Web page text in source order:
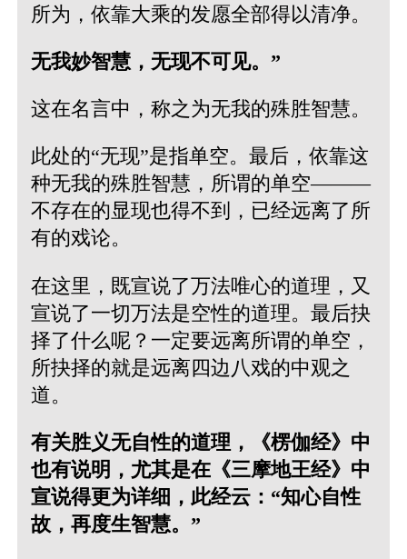
所为，依靠大乘的发愿全部得以清净。
无我妙智慧，无现不可见。”
这在名言中，称之为无我的殊胜智慧。
此处的“无现”是指单空。最后，依靠这
种无我的殊胜智慧，所谓的单空———
不存在的显现也得不到，已经远离了所
有的戏论。
在这里，既宣说了万法唯心的道理，又
宣说了一切万法是空性的道理。最后抉
择了什么呢？一定要远离所谓的单空，
所抉择的就是远离四边八戏的中观之
道。
有关胜义无自性的道理，《楞伽经》中
也有说明，尤其是在《三摩地王经》中
宣说得更为详细，此经云：“知心自性
故，再度生智慧。”